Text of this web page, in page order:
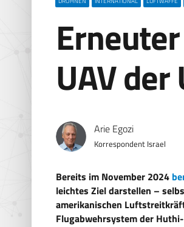
UAV der
Arie Egozi
Korrespondent Israel
Bereits im November 2024
leichtes Ziel darstellen –
amerikanischen
Flugabwehrsystem der